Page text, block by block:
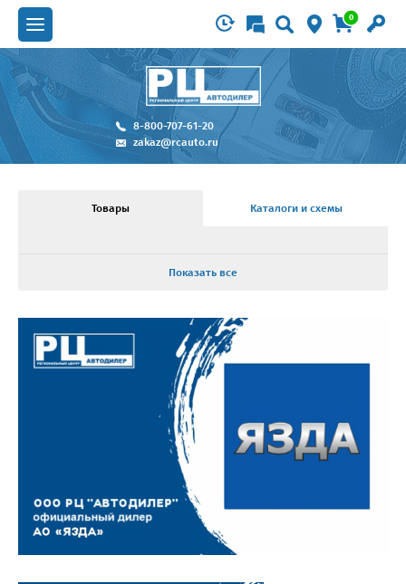
0
8-800-707-61-20
zakaz@rcauto.ru
Товары Каталоги и схемы
Показать все